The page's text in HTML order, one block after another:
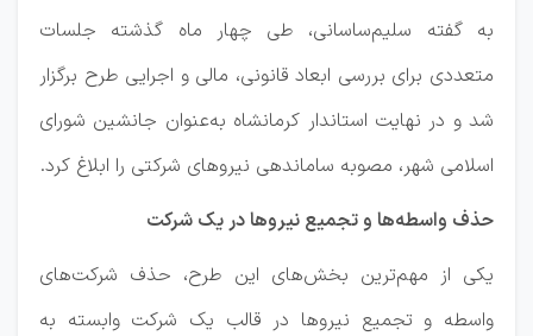
به گفته سلیم‌ساسانی، طی چهار ماه گذشته جلسات
متعددی برای بررسی ابعاد قانونی، مالی و اجرایی طرح برگزار
شد و در نهایت استاندار کرمانشاه به‌عنوان جانشین شورای
اسلامی شهر، مصوبه ساماندهی نیروهای شرکتی را ابلاغ کرد.
حذف واسطه‌ها و تجمیع نیروها در یک شرکت
یکی از مهم‌ترین بخش‌های این طرح، حذف شرکت‌های
واسطه و تجمیع نیروها در قالب یک شرکت وابسته به